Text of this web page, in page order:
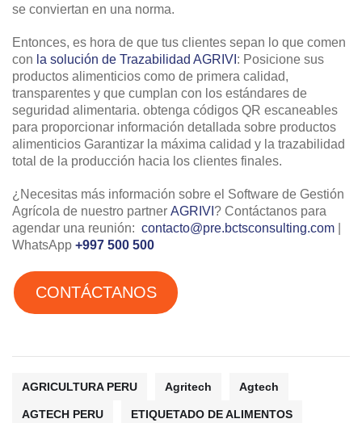
se conviertan en una norma.
Entonces, es hora de que tus clientes sepan lo que comen
con la solución de Trazabilidad AGRIVI : Posicione sus
productos alimenticios como de primera calidad,
transparentes y que cumplan con los estándares de
seguridad alimentaria. obtenga códigos QR escaneables
para proporcionar información detallada sobre productos
alimenticios Garantizar la máxima calidad y la trazabilidad
total de la producción hacia los clientes finales.
¿Necesitas más información sobre el Software de Gestión
Agrícola de nuestro partner AGRIVI ? Contáctanos para
agendar una reunión: contacto@pre.bctsconsulting.com
WhatsApp +997 500 500
CONTÁCTANOS
AGRICULTURA PERU Agritech Agtech
AGTECH PERU ETIQUETADO DE ALIMENTOS